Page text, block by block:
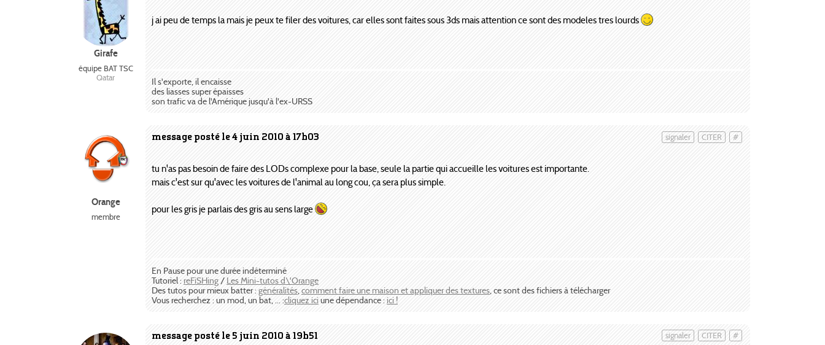
Girafe
équipe BAT TSC
Qatar
j ai peu de temps la mais je peux te filer des voitures, car elles sont faites sous 3ds mais attention ce sont des modeles tres lourds
Il s'exporte, il encaisse
des liasses super épaisses
son trafic va de l'Amérique jusqu'à l'ex-URSS
message posté le 4 juin 2010 à 17h03 #
CITER
signaler
Orange
membre
tu n'as pas besoin de faire des LODs complexe pour la base, seule la partie qui accueille les voitures est importante.
mais c'est sur qu'avec les voitures de l'animal au long cou, ça sera plus simple.
pour les gris je parlais des gris au sens large
En Pause pour une durée indéterminé
Tutoriel :reFiSHing / Les Mini-tutos d\'Orange
Des tutos pour mieux batter : généralités,comment faire une maison et appliquer des textures, ce sont des fichiers à télécharger
Vous recherchez : un mod, un bat, ... :cliquez iciune dépendance : ici !
message posté le 5 juin 2010 à 19h51 #
CITER
signaler